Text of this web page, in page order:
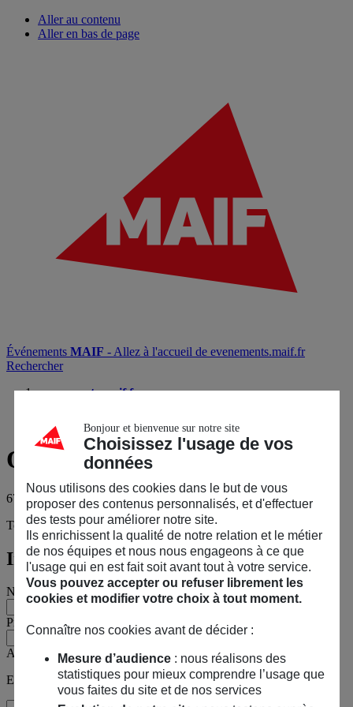
Aller au contenu
Aller en bas de page
Événements MAIF - Allez à l'accueil de evenements.maif.fr
Rechercher
evenements.maif.fr
Questions sur l’événement ?
Questionssur l’événement ?
67. Glaciers d’Arctique, état des lieux
Tous les champs sont obligatoires, sauf mention contraire.
Informations personnelles
Nom
Prénom
Adresse e-mail
Exemple : jean@maif.fr
Bonjour et bienvenue sur notre site
Choisissez l'usage de vos
données
Nous utilisons des cookies dans le but de vous
proposer des contenus personnalisés, et d'effectuer
des tests pour améliorer notre site.
Ils enrichissent la qualité de notre relation et le métier
de nos équipes et nous nous engageons à ce que
l'usage qui en est fait soit avant tout à votre service.
Vous pouvez accepter ou refuser librement les
cookies et modifier votre choix à tout moment.
Connaître nos cookies avant de décider :
Mesure d’audience: nous réalisons des
statistiques pour mieux comprendre l’usage que
vous faites du site et de nos services